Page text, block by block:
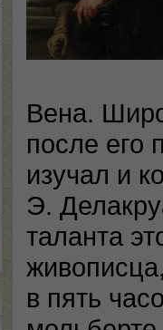
Вена.
после его
изучал и
Э.
таланта
в пять